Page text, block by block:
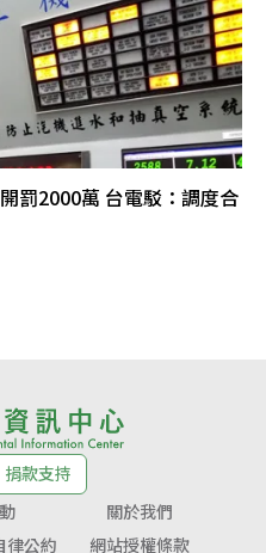
罰2000萬 台電駁：調度合
捐款支持
關於我們
律公約 網站授權條款